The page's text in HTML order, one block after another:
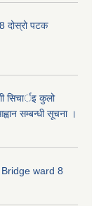
पटक
सिचार्इ कुलो
सम्बन्धी सूचना ।
ward 8